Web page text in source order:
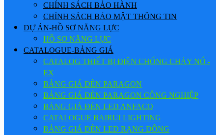
CHÍNH SÁCH BẢO HÀNH
CHÍNH SÁCH BẢO MẬT THÔNG TIN
DỰ ÁN-HỒ SƠ NĂNG LỰC
HỒ SƠ NĂNG LỰC
CATALOGUE-BẢNG GIÁ
CATALOG THIẾT BỊ ĐIỆN CHỐNG CHÁY NỔ -
EX
BẢNG GIÁ ĐÈN PARAGON
BẢNG GIÁ ĐÈN PARAGON CÔNG NGHIỆP
BẢNG GIÁ ĐÈN LED ANFACO
CATALOGUE BAIRUI LIGHTING
BẢNG GIÁ ĐÈN LED RẠNG ĐÔNG